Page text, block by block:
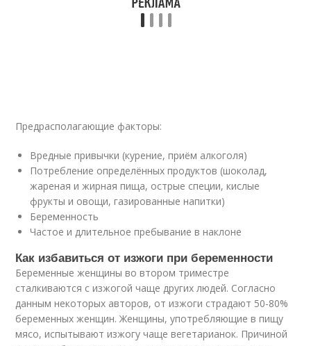
Предрасполагающие факторы:
Вредные привычки (курение, приём алкоголя)
Потребление определённых продуктов (шоколад,
жареная и жирная пища, острые специи, кислые
фрукты и овощи, газированные напитки)
Беременность
Частое и длительное пребывание в наклоне
Как избавиться от изжоги при беременности
Беременные женщины во втором триместре
сталкиваются с изжогой чаще других людей. Согласно
данным некоторых авторов, от изжоги страдают 50-80%
беременных женщин. Женщины, употребляющие в пищу
мясо, испытывают изжогу чаще вегетарианок. Причиной